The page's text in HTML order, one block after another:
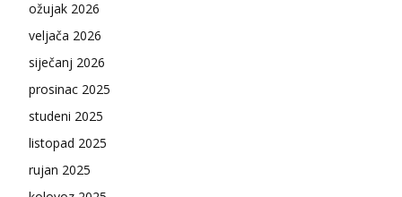
ožujak 2026
veljača 2026
siječanj 2026
prosinac 2025
studeni 2025
listopad 2025
rujan 2025